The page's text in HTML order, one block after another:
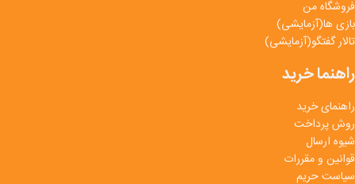
فروشگاه من
بازی ها(آزمایشی)
تالار گفتگو(آزمایشی)
راهنما خرید
راهنمای خرید
روش پرداخت
شیوه ارسال
قوانین و مقررات
سیاست حریم